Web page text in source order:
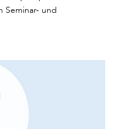
Seminar- und